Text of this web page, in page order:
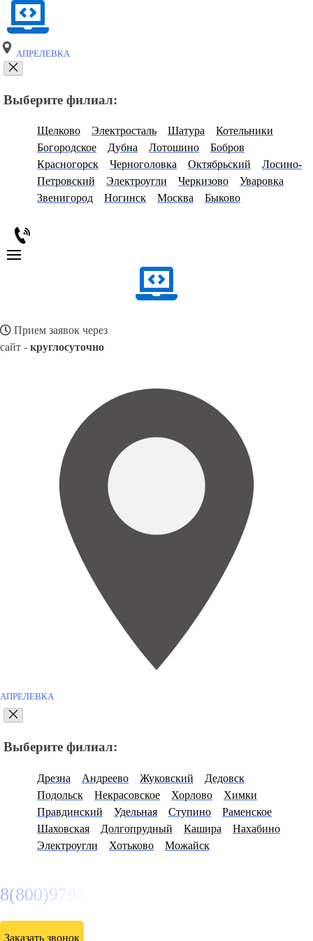
АПРЕЛЕВКА
Выберите филиал:
Щелково Электросталь Шатура
Котельники
Богородское
Дубна Лотошино
Бобров
Красногорск
Черноголовка Октябрьский
Лосино-
Петровский
Электроугли Черкизово
Уваровка
Звенигород
Ногинск Москва Быково
Прием заявок через
сайт - круглосуточно
АПРЕЛЕВКА
Выберите филиал:
Дрезна Андреево Жуковский
Дедовск
Подольск
Некрасовское Хорлово
Химки
Правдинский
Удельная Ступино
Раменское
Шаховская
Долгопрудный Кашира
Нахабино
Электроугли
Хотьково Можайск
8(800)9797043
Заказать звонок